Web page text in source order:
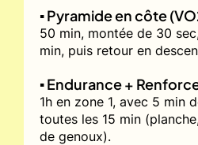
▪️ Pyramide en côte
50 min, montée de 30
min, puis retour en
▪️ Endurance +
1h en zone 1, avec 5 min
toutes les 15 min
de genoux).